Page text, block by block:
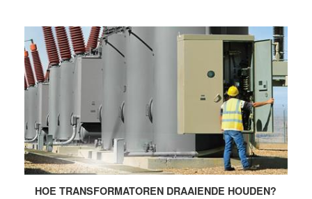
HOE TRANSFORMATOREN DRAAIENDE HOUDEN?